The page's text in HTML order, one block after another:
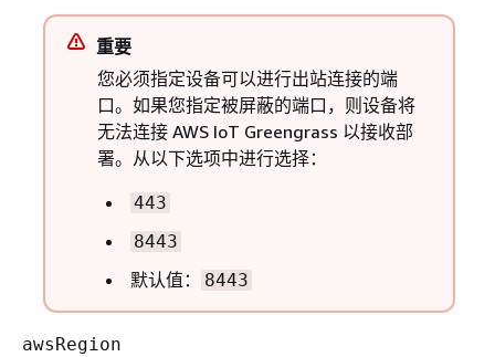
重要
您必须指定设备可以进行出站连接的端
口。如果您指定被屏蔽的端口，则设备将
无法连接 AWS IoT Greengrass 以接收部
署。从以下选项中进行选择：
443
8443
默认值： 8443
awsRegion